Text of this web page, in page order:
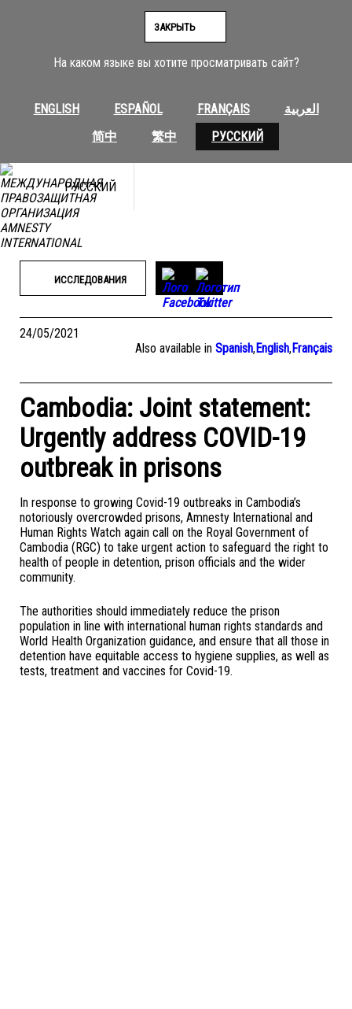
На каком языке вы хотите просматривать сайт?
ENGLISH ESPAÑOL FRANÇAIS
العربية
简中
繁中 РУССКИЙ
ЗАКРЫТЬ
РУССКИЙ
ИССЛЕДОВАНИЯ
24/05/2021
Also available in Spanish,English,Français
Cambodia: Joint statement:
Urgently address COVID-19
outbreak in prisons
In response to growing Covid-19 outbreaks in Cambodia’s
notoriously overcrowded prisons, Amnesty International and
Human Rights Watch again call on the Royal Government of
Cambodia (RGC) to take urgent action to safeguard the right to
health of people in detention, prison officials and the wider
community.
The authorities should immediately reduce the prison
population in line with international human rights standards and
World Health Organization guidance, and ensure that all those in
detention have equitable access to hygiene supplies, as well as
tests, treatment and vaccines for Covid-19.